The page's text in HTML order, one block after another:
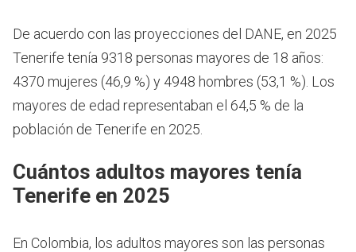
De acuerdo con las proyecciones del DANE, en 2025
Tenerife tenía 9318 personas mayores de 18 años:
4370 mujeres (46,9 %) y 4948 hombres (53,1 %). Los
mayores de edad representaban el 64,5 % de la
población de Tenerife en 2025.
Cuántos adultos mayores tenía
Tenerife en 2025
En Colombia, los adultos mayores son las personas